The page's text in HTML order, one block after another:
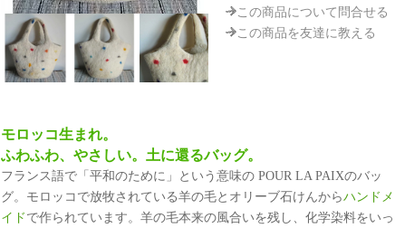
この商品について問合せる
この商品を友達に教える
モロッコ生まれ。
ふわふわ、やさしい。土に還るバッグ。
フランス語で「平和のために」という意味の POUR LA PAIXのバッ
グ。モロッコで放牧されている羊の毛とオリーブ石けんからハンドメ
イドで作られています。羊の毛本来の風合いを残し、化学染料をいっ